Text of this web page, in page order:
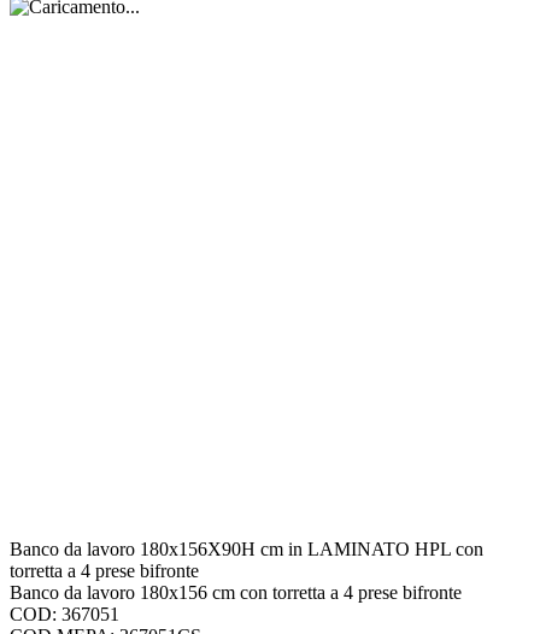
Banco da lavoro 180x156X90H cm in LAMINATO HPL con
torretta a 4 prese bifronte
Banco da lavoro 180x156 cm con torretta a 4 prese bifronte
COD: 367051